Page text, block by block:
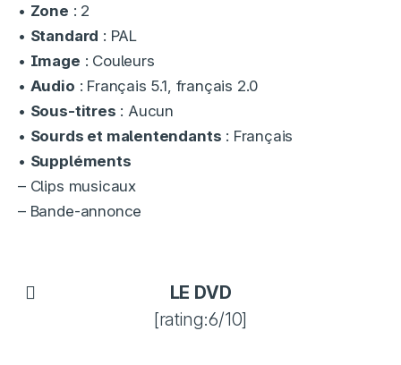
• Zone : 2
• Standard : PAL
• Image : Couleurs
• Audio : Français 5.1, français 2.0
• Sous-titres : Aucun
• Sourds et malentendants : Français
• Suppléments
– Clips musicaux
– Bande-annonce
LE DVD
[rating:6/10]